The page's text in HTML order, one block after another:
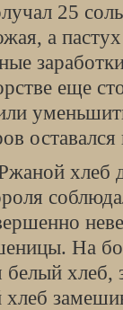
25
а
еще
хлеб
На
белый хлеб,